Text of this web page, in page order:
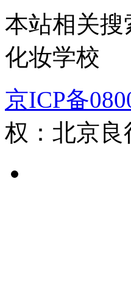
本站相关搜
化妆学校
京ICP备
权：北京